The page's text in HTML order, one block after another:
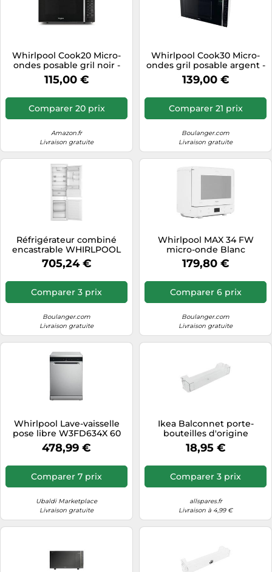
Whirlpool Cook20 Micro-
ondes posable gril noir -
MWP203SB -
115,00 €
Comparer 20 prix
Amazon.fr
Livraison gratuite
Whirlpool Cook30 Micro-
ondes gril posable argent -
MWP303SB -
139,00 €
Comparer 21 prix
Boulanger.com
Livraison gratuite
Réfrigérateur combiné
encastrable WHIRLPOOL
WHC18D041C1 6ème Sens
705,24 €
Comparer 3 prix
Boulanger.com
Livraison gratuite
Whirlpool MAX 34 FW
micro-onde Blanc
Comptoir 13 L 700 W
179,80 €
Comparer 6 prix
Boulanger.com
Livraison gratuite
Whirlpool Lave-vaisselle
pose libre W3FD634X 60
cm Noir 14 couverts 44 dB
Départ différé
478,99 €
Comparer 7 prix
Ubaldi Marketplace
Livraison gratuite
Ikea Balconnet porte-
bouteilles d'origine
WHIRLPOOL pour
réfrigérateur et
18,95 €
Comparer 3 prix
allspares.fr
Livraison à 4,99 €